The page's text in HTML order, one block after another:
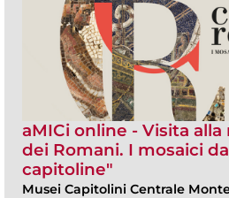
aMICi online - Visita
dei Romani. I mosaici
capitoline"
Musei Capitolini Centrale